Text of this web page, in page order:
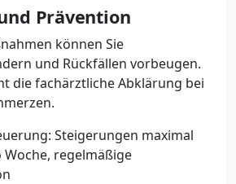
Prävention
können Sie
und Rückfällen vorbeugen.
die fachärztliche Abklärung bei
Steigerungen maximal
Woche, regelmäßige